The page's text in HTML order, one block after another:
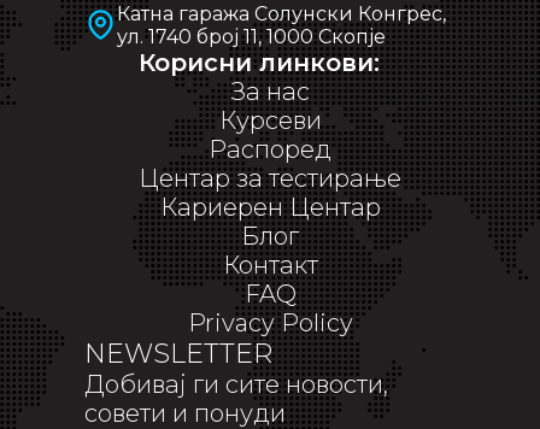
Катна гаража Солунски Конгрес,
ул. 1740 број 11, 1000 Скопје
Корисни линкови:
За нас
Курсеви
Распоред
Центар за тестирање
Кариерен Центар
Блог
Контакт
FAQ
Privacy Policy
NEWSLETTER
Добивај ги сите новости,
совети и понуди